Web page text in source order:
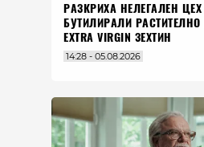
РАЗКРИХА НЕЛЕГАЛЕН
БУТИЛИРАЛИ
EXTRA VIRGIN ЗЕХТИН
14:28 - 05.08.2026